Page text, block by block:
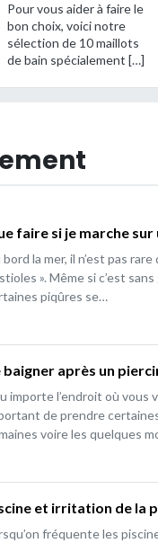
Pour vous aider à faire le
bon choix, voici notre
sélection de 10 maillots
de bain spécialement […]
faire si je marche sur
bord la mer, il n’est pas
». Même si c’est
piqûres se…
baigner après un
importe l’endroit où vous
de prendre
voire les quelques
et irritation de la
fréquente les